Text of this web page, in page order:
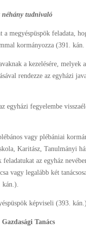
néhány tudnivaló
megyéspüspök feladata,
kormányozza (391.
a kezelésére, melyek
rendezze az egyházi
egyházi fegyelembe
vagy plébániai
Karitász, Tanulmányi
feladatukat az egyház
vagy legalább két
kán.).
képviseli (393.
Gazdasági Tanács